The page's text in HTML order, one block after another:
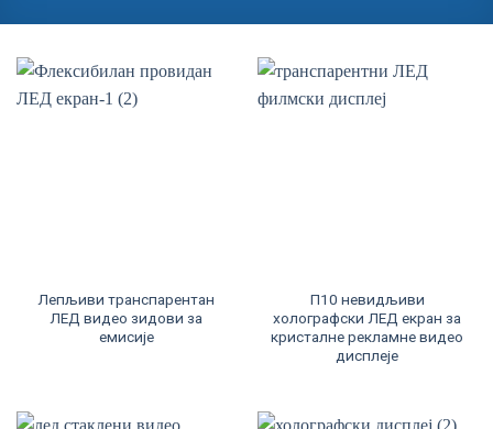
Лепљиви транспарентан
ЛЕД видео зидови за
емисије
П10 невидљиви
холографски ЛЕД екран за
кристалне рекламне видео
дисплеје